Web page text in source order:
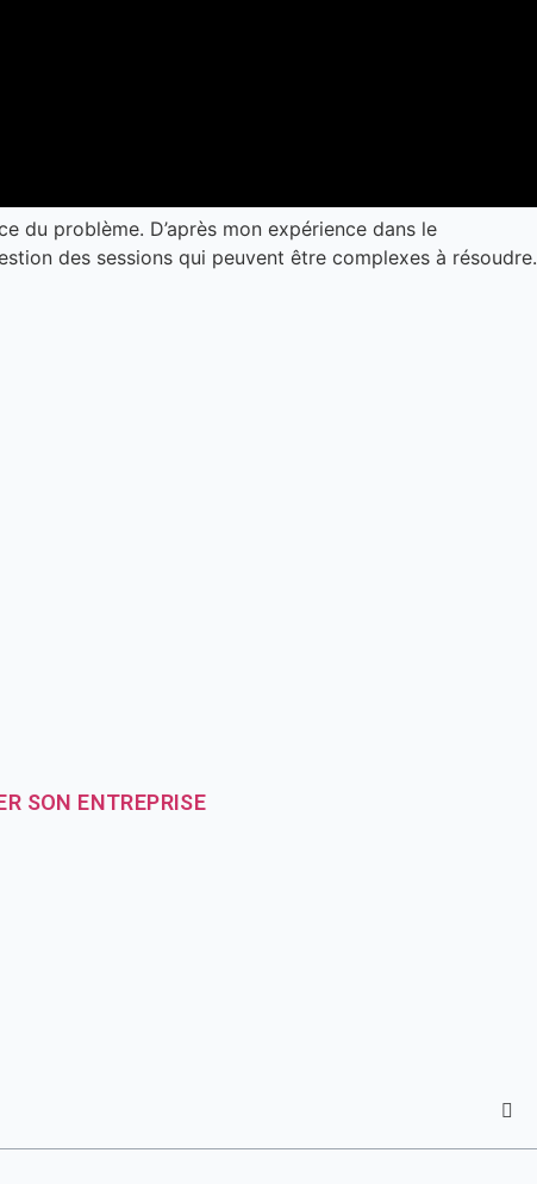
du problème. D’après mon expérience dans le
des sessions qui peuvent être complexes à résoudre.
SON ENTREPRISE